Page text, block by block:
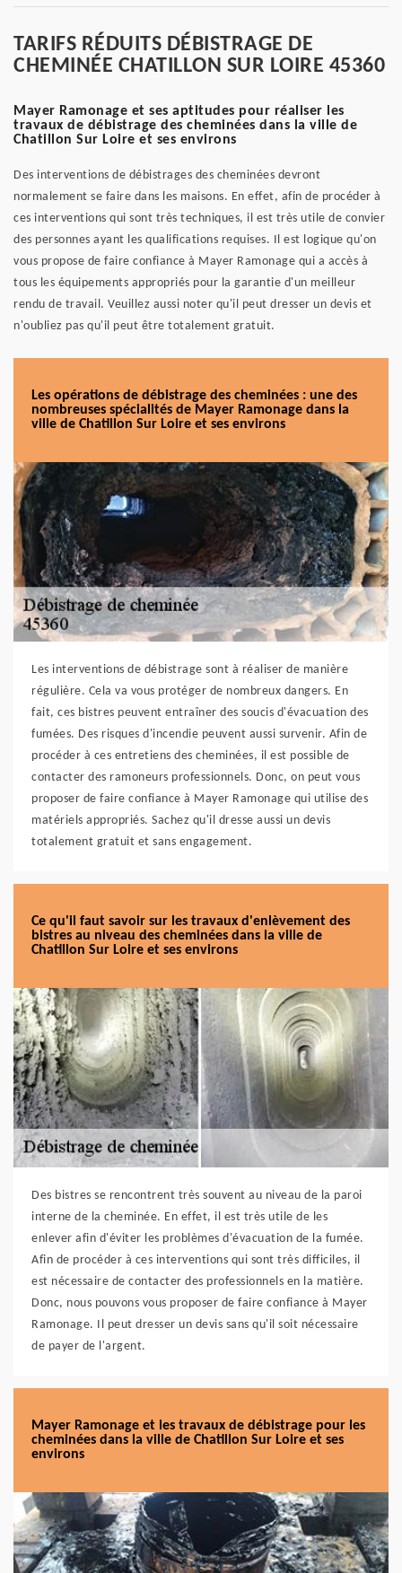
TARIFS RÉDUITS DÉBISTRAGE DE
CHEMINÉE CHATILLON SUR LOIRE 45360
Mayer Ramonage et ses aptitudes pour réaliser les
travaux de débistrage des cheminées dans la ville de
Chatillon Sur Loire et ses environs
Des interventions de débistrages des cheminées devront
normalement se faire dans les maisons. En effet, afin de procéder à
ces interventions qui sont très techniques, il est très utile de convier
des personnes ayant les qualifications requises. Il est logique qu'on
vous propose de faire confiance à Mayer Ramonage qui a accès à
tous les équipements appropriés pour la garantie d'un meilleur
rendu de travail. Veuillez aussi noter qu'il peut dresser un devis et
n'oubliez pas qu'il peut être totalement gratuit.
Les opérations de débistrage des cheminées : une des
nombreuses spécialités de Mayer Ramonage dans la
ville de Chatillon Sur Loire et ses environs
Les interventions de débistrage sont à réaliser de manière
régulière. Cela va vous protéger de nombreux dangers. En
fait, ces bistres peuvent entraîner des soucis d'évacuation des
fumées. Des risques d'incendie peuvent aussi survenir. Afin de
procéder à ces entretiens des cheminées, il est possible de
contacter des ramoneurs professionnels. Donc, on peut vous
proposer de faire confiance à Mayer Ramonage qui utilise des
matériels appropriés. Sachez qu'il dresse aussi un devis
totalement gratuit et sans engagement.
Ce qu'il faut savoir sur les travaux d'enlèvement des
bistres au niveau des cheminées dans la ville de
Chatillon Sur Loire et ses environs
Des bistres se rencontrent très souvent au niveau de la paroi
interne de la cheminée. En effet, il est très utile de les
enlever afin d'éviter les problèmes d'évacuation de la fumée.
Afin de procéder à ces interventions qui sont très difficiles, il
est nécessaire de contacter des professionnels en la matière.
Donc, nous pouvons vous proposer de faire confiance à Mayer
Ramonage. Il peut dresser un devis sans qu'il soit nécessaire
de payer de l'argent.
Mayer Ramonage et les travaux de débistrage pour les
cheminées dans la ville de Chatillon Sur Loire et ses
environs